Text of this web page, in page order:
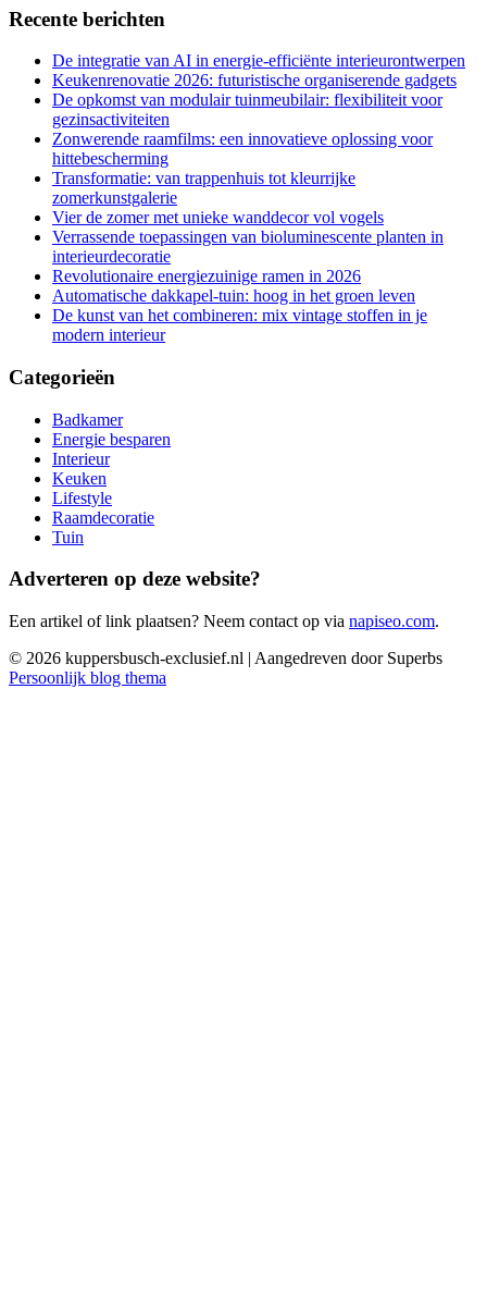
Recente berichten
De integratie van AI in energie-efficiënte interieurontwerpen
Keukenrenovatie 2026: futuristische organiserende gadgets
De opkomst van modulair tuinmeubilair: flexibiliteit voor
gezinsactiviteiten
Zonwerende raamfilms: een innovatieve oplossing voor
hittebescherming
Transformatie: van trappenhuis tot kleurrijke
zomerkunstgalerie
Vier de zomer met unieke wanddecor vol vogels
Verrassende toepassingen van bioluminescente planten in
interieurdecoratie
Revolutionaire energiezuinige ramen in 2026
Automatische dakkapel-tuin: hoog in het groen leven
De kunst van het combineren: mix vintage stoffen in je
modern interieur
Categorieën
Badkamer
Energie besparen
Interieur
Keuken
Lifestyle
Raamdecoratie
Tuin
Adverteren op deze website?
Een artikel of link plaatsen? Neem contact op via napiseo.com.
© 2026 kuppersbusch-exclusief.nl | Aangedreven door Superbs
Persoonlijk blog thema